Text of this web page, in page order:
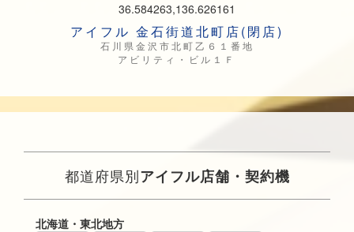
36.584263,136.626161
アイフル 金石街道北町店(閉店)
石川県金沢市北町乙６１番地
アビリティ・ビル１Ｆ
都道府県別アイフル店舗・契約機
北海道・東北地方